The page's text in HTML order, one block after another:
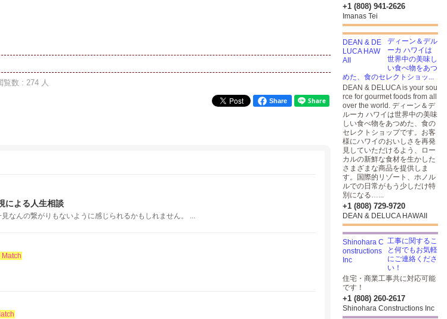
覧数 : 274 人
Share
による人生相談
なんの繋がりもないように感じられるかもしれません。 ...
+1 (808) 941-2626
Imanas Tei
ディーン＆デル
ーカ ハワイは
世界中の美味し
い食べ物をあつ
めた、食のセレクトショッ...
DEAN & DELUCA is your sou
rce for gourmet foods from all
over the world. ディーン＆デ
ルーカ ハワイは世界中の美味
しい食べ物をあつめた、食の
セレクトショップです。お客
様にハワイのおいしさを再発
見していただけるよう、ロー
カルの新鮮な食材を生かした
さまざまな商品を提供しま
す。国際的リゾート、ホノル
ルでの日常がもう少しだけ特
別になる…...
+1 (808) 729-9720
DEAN & DELUCA HAWAII
工事に関するこ
と何でもお気軽
にご連絡くださ
い！
住宅・商業工事共に対応可能
です！
+1 (808) 260-2617
Shinohara Constructions Inc